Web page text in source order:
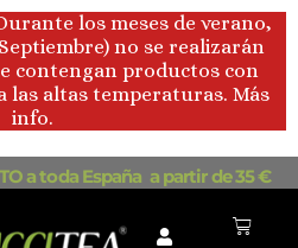
los meses de verano,
no se realizarán
contengan productos con
las altas temperaturas. Más
info.
a toda España a partir de 35 €
Carrito